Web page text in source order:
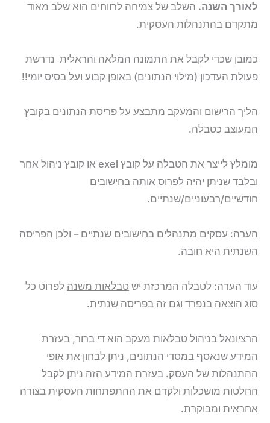
לאורך השנה. השלב של צמיחה לרווחים הוא שלב מאוד
מתקדם בהתנהלות העסקית.
כמובן שכדי לקבל את התמונה המלאה והראלית נדרשת
פעולת העדכון (מילוי הנתונים) באופן קבוע ועל בסיס יומי!!
הליך הרישום והמעקב מתבצע על פריסת הנתונים בקובץ
המעוצב כטבלה.
מומלץ לייצר את הטבלה על קובץ exel או קובץ ניהול אחר
ובלבד שניתן יהיה לפרוס אותה בחישובים
חודשיים/רבעוניים/שנתיים.
הערה: עסקים מתנהלים בחישובים שנתיים – ולכן הפריסה
השנתית היא חובה.
עוד הערה: לטבלה המרכזת יש טבלאות משנה לפרוט כל
סוג הוצאה בנפרד וגם זה בפריסה שנתית.
הרציונאל בניהול טבלאות מעקב הוא די ברור, בעזרת
המידע שנאסף במסדי הנתונים, ניתן לבחון את אופי
ההתנהלות של העסק. בעזרת המידע הזה ניתן לקבל
החלטות מושכלות ולקדם את ההתפתחות העסקית בצורה
אחראית ומבוקרת.